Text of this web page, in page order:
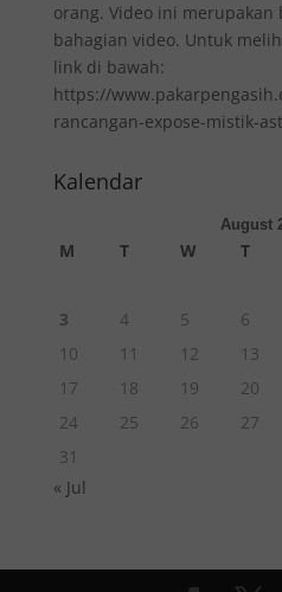
orang. Video ini merupakan
bahagian video. Untuk
link di bawah:
https://
rancangan-expose-mistik-
Kalendar
August
M T W T
3
4 5 6
10
11 12 13
17
18 19 20
24
25 26 27
31
« Jul